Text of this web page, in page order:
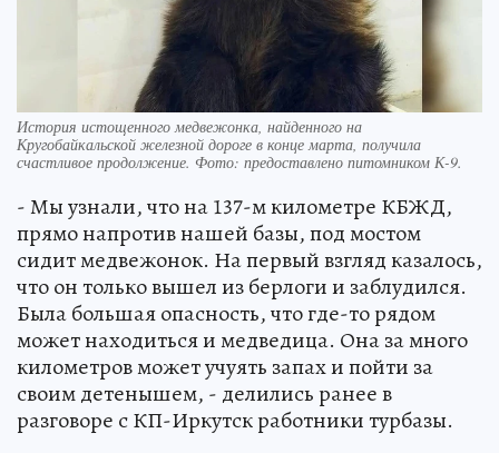
История истощенного медвежонка, найденного на
Кругобайкальской железной дороге в конце марта, получила
счастливое продолжение. Фото: предоставлено питомником К-9.
- Мы узнали, что на 137-м километре КБЖД,
прямо напротив нашей базы, под мостом
сидит медвежонок. На первый взгляд казалось,
что он только вышел из берлоги и заблудился.
Была большая опасность, что где-то рядом
может находиться и медведица. Она за много
километров может учуять запах и пойти за
своим детенышем, - делились ранее в
разговоре с КП-Иркутск работники турбазы.